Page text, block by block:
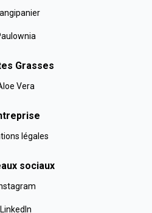
Grasses
Vera
légales
sociaux
LinkedIn